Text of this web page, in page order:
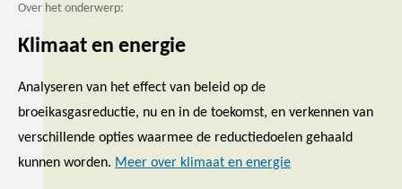
Over het onderwerp:
Klimaat en energie
Analyseren van het effect van beleid op de
broeikasgasreductie, nu en in de toekomst, en verkennen van
verschillende opties waarmee de reductiedoelen gehaald
kunnen worden. Meer over klimaat en energie